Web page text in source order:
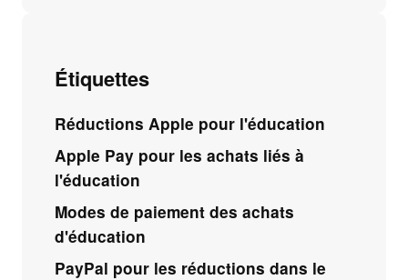
Étiquettes
Réductions Apple pour l'éducation
Apple Pay pour les achats liés à
l'éducation
Modes de paiement des achats
d'éducation
PayPal pour les réductions dans le